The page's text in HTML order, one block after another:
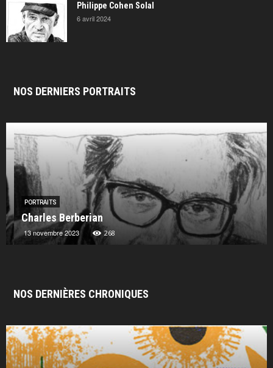
Philippe Cohen Solal
6 avril 2024
NOS DERNIERS PORTRAITS
PORTRAITS
Charles Berberian
13 novembre 2023 268
NOS DERNIÈRES CHRONIQUES